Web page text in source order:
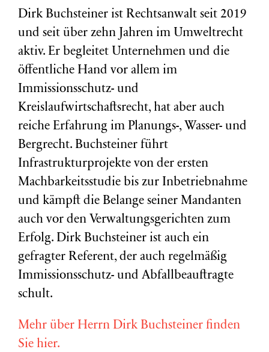
Dirk Buchsteiner ist Rechtsanwalt seit 2019
und seit über zehn Jahren im Umweltrecht
aktiv. Er begleitet Unternehmen und die
öffentliche Hand vor allem im
Immissionsschutz- und
Kreislaufwirtschaftsrecht, hat aber auch
reiche Erfahrung im Planungs-, Wasser- und
Bergrecht. Buchsteiner führt
Infrastrukturprojekte von der ersten
Machbarkeitsstudie bis zur Inbetriebnahme
und kämpft die Belange seiner Mandanten
auch vor den Verwaltungsgerichten zum
Erfolg. Dirk Buchsteiner ist auch ein
gefragter Referent, der auch regelmäßig
Immissionsschutz- und Abfallbeauftragte
schult.
Mehr über Herrn Dirk Buchsteiner finden
Sie hier.